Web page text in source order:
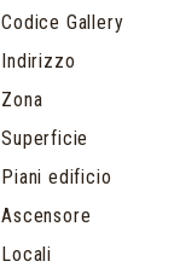
Codice Gallery
Indirizzo
Zona
Superficie
Piani edificio
Ascensore
Locali